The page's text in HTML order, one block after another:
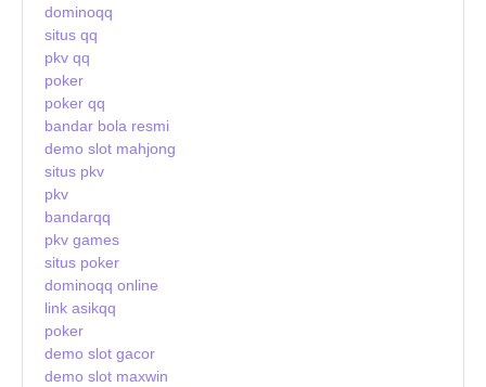
dominoqq
situs qq
pkv qq
poker
poker qq
bandar bola resmi
demo slot mahjong
situs pkv
pkv
bandarqq
pkv games
situs poker
dominoqq online
link asikqq
poker
demo slot gacor
demo slot maxwin